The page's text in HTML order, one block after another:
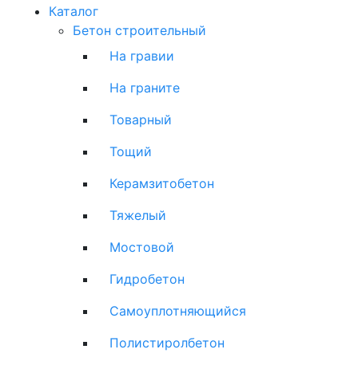
Каталог
Бетон строительный
На гравии
На граните
Товарный
Тощий
Керамзитобетон
Тяжелый
Мостовой
Гидробетон
Самоуплотняющийся
Полистиролбетон